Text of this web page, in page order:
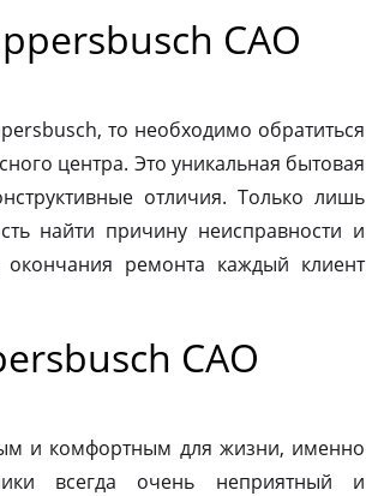
САО
то необходимо обратиться
центра. Это уникальная бытовая
отличия. Только лишь
найти причину неисправности и
ремонта каждый клиент
САО
и комфортным для жизни, именно
всегда очень неприятный и